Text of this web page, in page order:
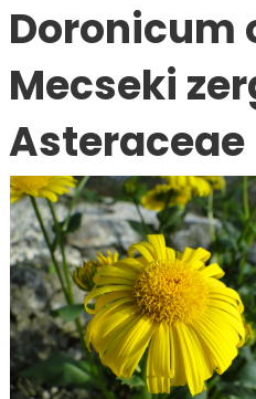
Doronicum
Mecseki